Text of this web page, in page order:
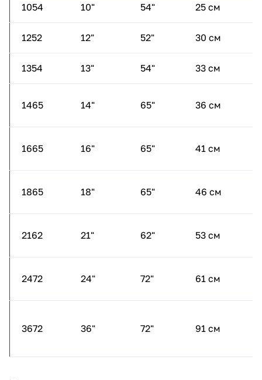
1054 10" 54" 25 см
1252 12" 52" 30 см
1354 13" 54" 33 см
1465 14" 65" 36 см
1665 16" 65" 41 см
1865 18" 65" 46 см
2162 21" 62" 53 см
2472 24" 72" 61 см
3672 36" 72" 91 см